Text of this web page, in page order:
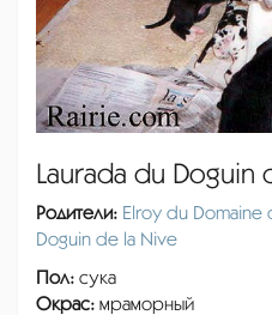
Laurada du Doguin
Родители: Elroy du Domaine
Doguin de la Nive
Пол: сука
Окрас: мраморный